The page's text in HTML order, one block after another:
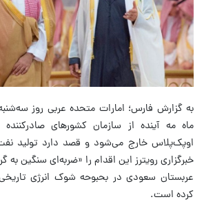
به گزارش فارس؛ امارات متحده عربی روز
ماه مه آینده از سازمان کشورهای
اوپک‌پلاس خارج می‌شود و قصد دارد تولید
خبرگزاری رویترز این اقدام را «ضربه‌ای سنگین به
عربستان سعودی در بحبوحه شوک انرژی
کرده است.